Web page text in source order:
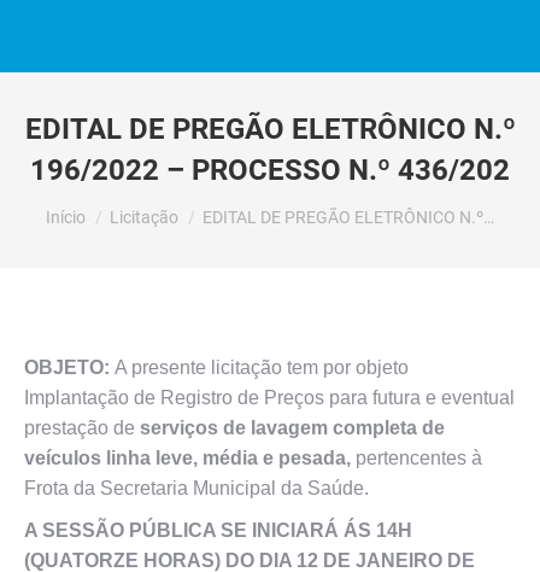
EDITAL DE PREGÃO ELETRÔNICO N.º
196/2022 – PROCESSO N.º 436/202
Você está aqui:
Início Licitação EDITAL DE PREGÃO ELETRÔNICO N.º…
OBJETO: A presente licitação tem por objeto
Implantação de Registro de Preços para futura e eventual
prestação de serviços de lavagem completa de
veículos linha leve, média e pesada, pertencentes à
Frota da Secretaria Municipal da Saúde.
A SESSÃO PÚBLICA SE INICIARÁ ÁS 14H
(QUATORZE HORAS) DO DIA 12 DE JANEIRO DE